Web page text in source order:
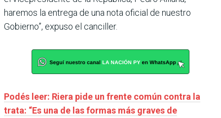
haremos la entrega de una nota oficial de nuestro
Gobierno”, expuso el canciller.
Podés leer: Riera pide un frente común contra la
trata: “Es una de las formas más graves de